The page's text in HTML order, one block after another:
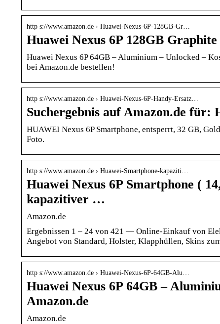
http s://www.amazon.de › Huawei-Nexus-6P-128GB-Gr…
Huawei Nexus 6P 128GB
Huawei Nexus 6P 64GB – Aluminium – Unlocked –
bei Amazon.de bestellen!
http s://www.amazon.de › Huawei-Nexus-6P-Handy-Ersatz…
Suchergebnis auf Amazon.de für:
HUAWEI Nexus 6P Smartphone, entsperrt, 32 GB,
Foto.
http s://www.amazon.de › Huawei-Smartphone-kapaziti…
Huawei Nexus 6P Smartphone (
kapazitiver …
Amazon.de
Ergebnissen 1 – 24 von 421 — Online-Einkauf von
Angebot von Standard, Holster, Klapphüllen, Skins
http s://www.amazon.de › Huawei-Nexus-6P-64GB-Alu…
Huawei Nexus 6P 64GB –
Amazon.de
Amazon.de